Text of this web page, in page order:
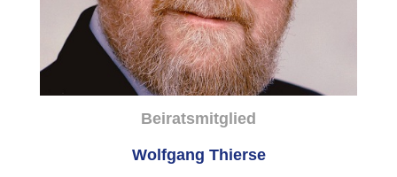
Beiratsmitglied
Wolfgang Thierse